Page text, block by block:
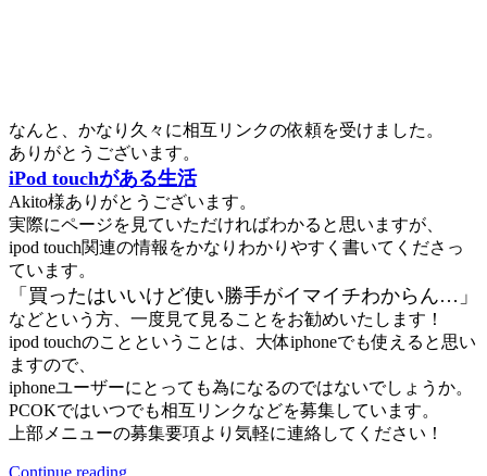
なんと、かなり久々に相互リンクの依頼を受けました。
ありがとうございます。
iPod touchがある生活
Akito様ありがとうございます。
実際にページを見ていただければわかると思いますが、
ipod touch関連の情報をかなりわかりやすく書いてくださっ
ています。
「買ったはいいけど使い勝手がイマイチわからん…」
などという方、一度見て見ることをお勧めいたします！
ipod touchのことということは、大体iphoneでも使えると思い
ますので、
iphoneユーザーにとっても為になるのではないでしょうか。
PCOKではいつでも相互リンクなどを募集しています。
上部メニューの募集要項より気軽に連絡してください！
Continue reading